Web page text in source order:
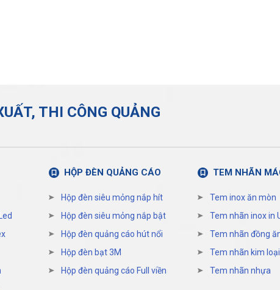
THI CÔNG QUẢNG
HỘP ĐÈN QUẢNG CÁO
Hộp đèn siêu mỏng nắp hít
Hộp đèn siêu mỏng nắp bật
Hộp đèn quảng cáo hút nổi
Hộp đèn bạt 3M
Hộp đèn quảng cáo Full viền
TEM NHÃN
Tem inox ăn mòn
Tem nhãn inox in
Tem nhãn đồng
Tem nhãn kim
Tem nhãn nhựa